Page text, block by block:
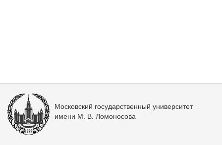
Московский государственный университет
имени М. В. Ломоносова